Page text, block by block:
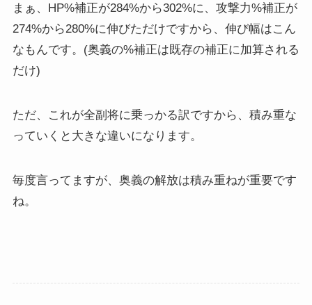
まぁ、HP%補正が284%から302%に、攻撃力%補正が
274%から280%に伸びただけですから、伸び幅はこん
なもんです。(奥義の%補正は既存の補正に加算される
だけ)
ただ、これが全副将に乗っかる訳ですから、積み重な
っていくと大きな違いになります。
毎度言ってますが、奥義の解放は積み重ねが重要です
ね。